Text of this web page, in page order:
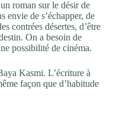
roman sur le désir de
envie de s’échapper, de
contrées désertes, d’être
On a besoin de
possibilité de cinéma.
Kasmi. L’écriture à
façon que d’habitude